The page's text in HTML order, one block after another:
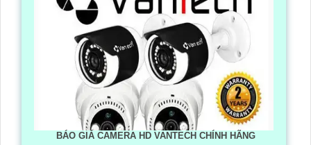
BÁO GIÁ CAMERA HD VANTECH CHÍNH HÃNG